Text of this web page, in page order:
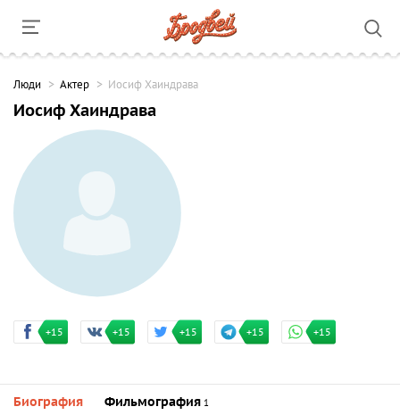
Люди Актер Иосиф Хаиндрава
Иосиф Хаиндрава
+15 +15 +15 +15 +15
Биография Фильмография 1